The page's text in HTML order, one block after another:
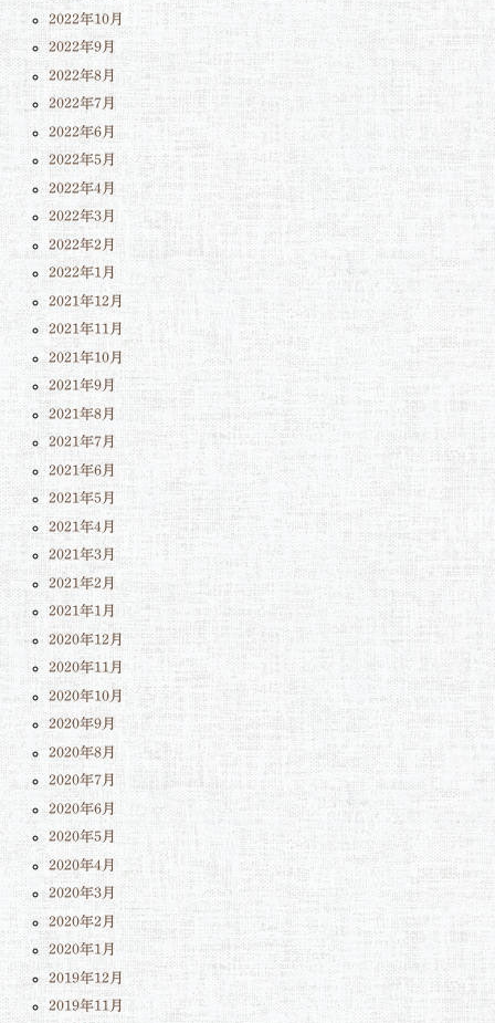
2022年10月
2022年9月
2022年8月
2022年7月
2022年6月
2022年5月
2022年4月
2022年3月
2022年2月
2022年1月
2021年12月
2021年11月
2021年10月
2021年9月
2021年8月
2021年7月
2021年6月
2021年5月
2021年4月
2021年3月
2021年2月
2021年1月
2020年12月
2020年11月
2020年10月
2020年9月
2020年8月
2020年7月
2020年6月
2020年5月
2020年4月
2020年3月
2020年2月
2020年1月
2019年12月
2019年11月